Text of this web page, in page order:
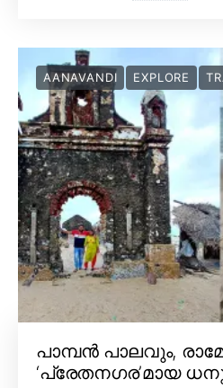
AANAVANDI EXPLORE
പാമ്പൻ പാലവും,
‘പ്രേതനഗര’മായ